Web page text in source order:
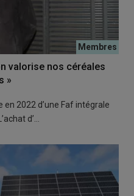
valorise nos céréales
»
en 2022 d’une Faf intégrale
d’…